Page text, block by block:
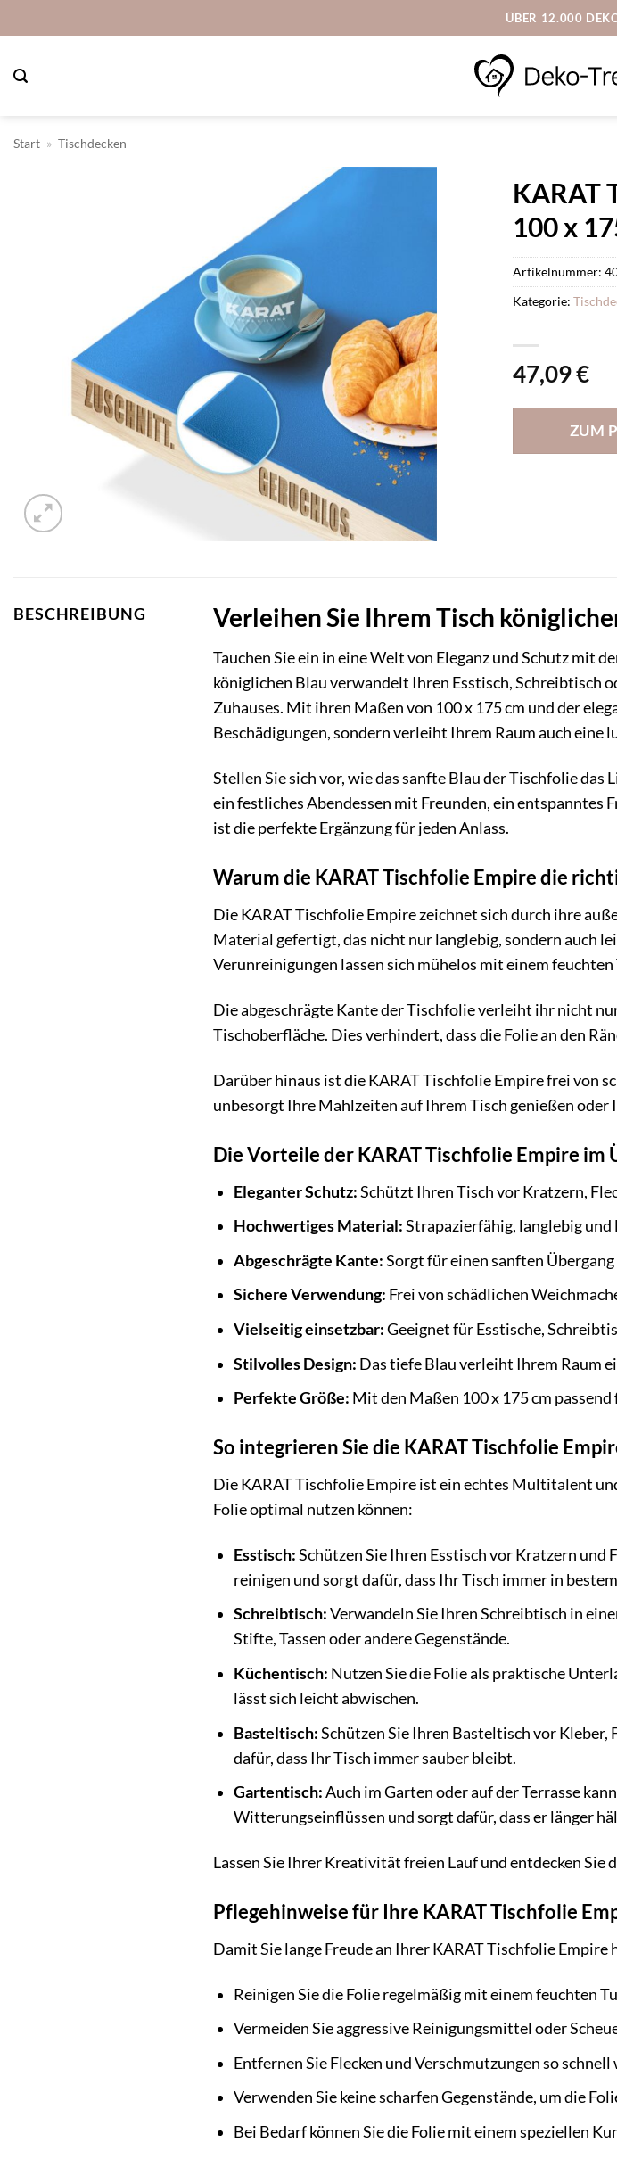
Inhalt
ÜBER 12.000
Start » Tischdecken
KARAT
100 x
47,09€
ZUM
Artikelnummer:
Kategorie:
BESCHREIBUNG Verleihen Sie Ihrem Tisch
Tauchen Sie ein in eine Welt von Eleganz und Schutz mit
königlichen Blau verwandelt Ihren Esstisch, Schreibtisch
Zuhauses. Mit ihren Maßen von 100 x 175 cm und der
Beschädigungen, sondern verleiht Ihrem Raum auch eine
Stellen Sie sich vor, wie das sanfte Blau der Tischfolie
ein festliches Abendessen mit Freunden, ein
ist die perfekte Ergänzung für jeden Anlass.
Warum die KARAT Tischfolie Empire die
Die KARAT Tischfolie Empire zeichnet sich durch ihre
Material gefertigt, das nicht nur langlebig, sondern auch
Verunreinigungen lassen sich mühelos mit einem
Die abgeschrägte Kante der Tischfolie verleiht ihr nicht
Tischoberfläche. Dies verhindert, dass die Folie an den
Darüber hinaus ist die KARAT Tischfolie Empire frei von
unbesorgt Ihre Mahlzeiten auf Ihrem Tisch genießen oder
Die Vorteile der KARAT Tischfolie Empire im
Eleganter Schutz:Schützt Ihren Tisch vor Kratzern,
Hochwertiges Material:Strapazierfähig, langlebig und
Abgeschrägte Kante:Sorgt für einen sanften
Sichere Verwendung: Frei von schädlichen
Vielseitig einsetzbar:Geeignet für Esstische,
Stilvolles Design: Das tiefe Blau verleiht Ihrem Raum
Perfekte Größe: Mit den Maßen 100 x 175 cm
So integrieren Sie die KARAT Tischfolie
Die KARAT Tischfolie Empire ist ein echtes Multitalent
Folie optimal nutzen können:
Esstisch:Schützen Sie Ihren Esstisch vor Kratzern und
reinigen und sorgt dafür, dass Ihr Tisch immer in
Schreibtisch:Verwandeln Sie Ihren Schreibtisch in
Stifte, Tassen oder andere Gegenstände.
Küchentisch: Nutzen Sie die Folie als praktische
lässt sich leicht abwischen.
Basteltisch:Schützen Sie Ihren Basteltisch vor Kleber,
dafür, dass Ihr Tisch immer sauber bleibt.
Gartentisch:Auch im Garten oder auf der Terrasse
Witterungseinflüssen und sorgt dafür, dass er länger
Lassen Sie Ihrer Kreativität freien Lauf und entdecken
Pflegehinweise für Ihre KARAT Tischfolie
Damit Sie lange Freude an Ihrer KARAT Tischfolie
Reinigen Sie die Folie regelmäßig mit einem feuchten
Vermeiden Sie aggressive Reinigungsmittel oder
Entfernen Sie Flecken und Verschmutzungen so
Verwenden Sie keine scharfen Gegenstände, um die
Bei Bedarf können Sie die Folie mit einem speziellen